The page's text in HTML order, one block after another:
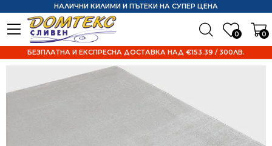
0 0
НАЛИЧНИ КИЛИМИ И ПЪТЕКИ НА СУПЕР ЦЕНА
БЕЗПЛАТНА И ЕКСПРЕСНА ДОСТАВКА НАД €153.39 / 300ЛВ.